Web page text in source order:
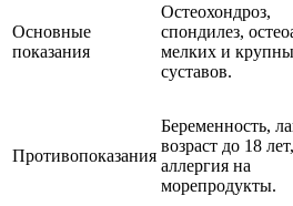
Основные
показания
Остеохондроз,
спондилез,
мелких и
суставов.
Противопоказания
Беременность,
возраст до 18 лет,
аллергия на
морепродукты.